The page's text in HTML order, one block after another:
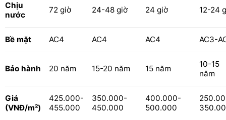
Chịu
nước
72 giờ 24-48 giờ 24 giờ 12-24
Bề mặt AC4 AC4 AC4 AC3-
Bảo hành 20 năm 15-20 năm 15 năm
10-15
năm
Giá
(VNĐ/m²)
425.000-
455.000
350.000-
450.000
400.000-
500.000